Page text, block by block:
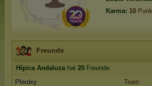
Karma: 10
Freunde
Hípica Andaluzahat 20 Freunde:
Pferdxy
Team